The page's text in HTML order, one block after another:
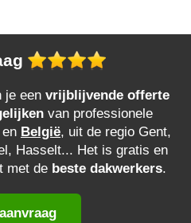
je een vrijblijvende offerte
van professionele
en België, uit de regio Gent,
Hasselt... Het is gratis en
met de beste dakwerkers.